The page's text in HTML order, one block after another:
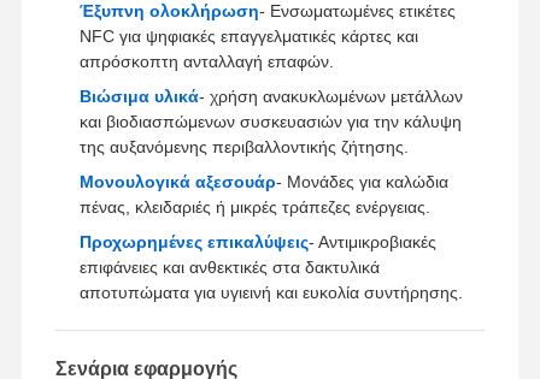
Έξυπνη ολοκλήρωση- Ενσωματωμένες ετικέτες
NFC για ψηφιακές επαγγελματικές κάρτες και
απρόσκοπτη ανταλλαγή επαφών.
Βιώσιμα υλικά- χρήση ανακυκλωμένων μετάλλων
και βιοδιασπώμενων συσκευασιών για την κάλυψη
της αυξανόμενης περιβαλλοντικής ζήτησης.
Μονουλογικά αξεσουάρ- Μονάδες για καλώδια
πένας, κλειδαριές ή μικρές τράπεζες ενέργειας.
Προχωρημένες επικαλύψεις- Αντιμικροβιακές
επιφάνειες και ανθεκτικές στα δακτυλικά
αποτυπώματα για υγιεινή και ευκολία συντήρησης.
Σενάρια εφαρμογής